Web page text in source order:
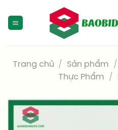
to
content
Trang chủ / Sản phẩm /
Thực Phẩm
/